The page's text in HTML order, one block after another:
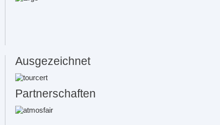
Ausgezeichnet
Partnerschaften